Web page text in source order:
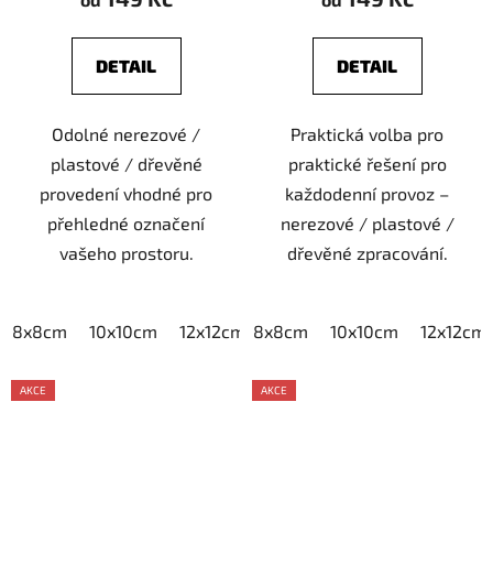
DETAIL
Odolné nerezové /
plastové / dřevěné
provedení vhodné pro
přehledné označení
vašeho prostoru.
8x8cm 10x10cm 12x12cm 15x15cm 20x20cm
DETAIL
Praktická volba pro
praktické řešení pro
každodenní provoz –
nerezové / plastové /
dřevěné zpracování.
8x8cm 10x10cm 12x12cm
AKCE AKCE